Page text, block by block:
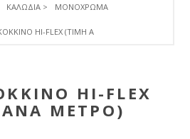
ΚΑΛΩΔΙΑ > ΜΟΝΟΧΡΩΜΑ
HI-FLEX (TIMH ANA METΡΟ)
HI-FLEX
METΡΟ)